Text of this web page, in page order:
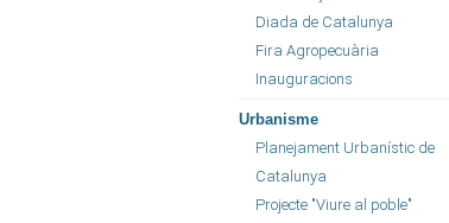
Diada de Catalunya
Fira Agropecuària
Inauguracions
Urbanisme
Planejament Urbanístic de
Catalunya
Projecte "Viure al poble"